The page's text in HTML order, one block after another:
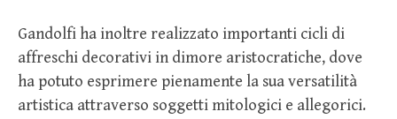
Gandolfi ha inoltre realizzato importanti cicli di
affreschi decorativi in dimore aristocratiche, dove
ha potuto esprimere pienamente la sua versatilità
artistica attraverso soggetti mitologici e allegorici.